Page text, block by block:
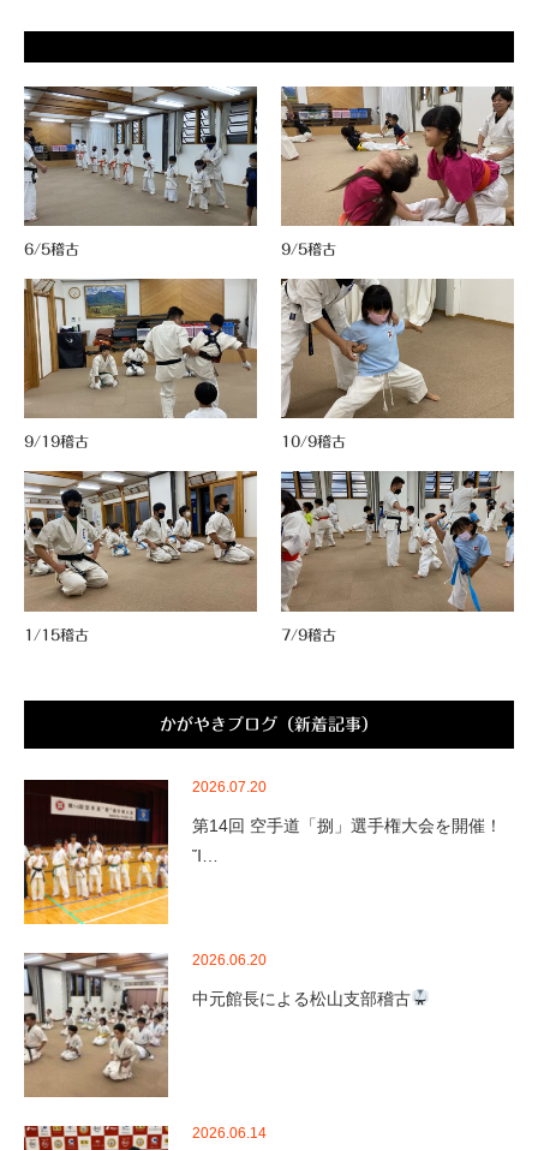
6/5稽古 9/5稽古
9/19稽古 10/9稽古
1/15稽古 7/9稽古
かがやきブログ（新着記事）
2026.07.20
第14回 空手道「捌」選手権大会を開催！
Ἴ…
2026.06.20
中元館長による松山支部稽古
2026.06.14